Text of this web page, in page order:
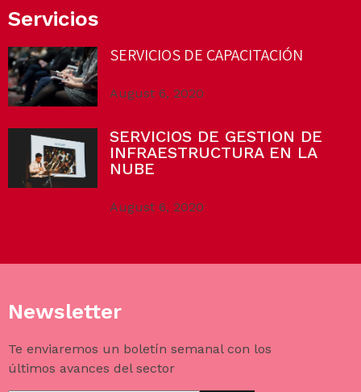
Servicios
SERVICIOS DE CAPACITACIÓN
August 6, 2020
SERVICIOS DE GESTION DE
INFRAESTRUCTURA EN LA
NUBE
August 6, 2020
Newsletter
Te enviaremos un boletín semanal con los
últimos avances del sector